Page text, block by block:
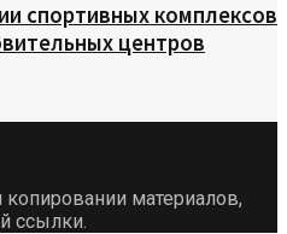
спортивных комплексов
центров
материалов,
ссылки.